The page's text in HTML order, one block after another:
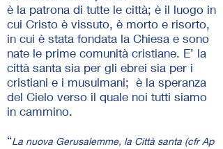
è la patrona di tutte le città; è il luogo in
cui Cristo è vissuto, è morto e risorto,
in cui è stata fondata la Chiesa e sono
nate le prime comunità cristiane. E’ la
città santa sia per gli ebrei sia per i
cristiani e i musulmani; è la speranza
del Cielo verso il quale noi tutti siamo
in cammino.
“La nuova Gerusalemme, la Città santa (cfr Ap